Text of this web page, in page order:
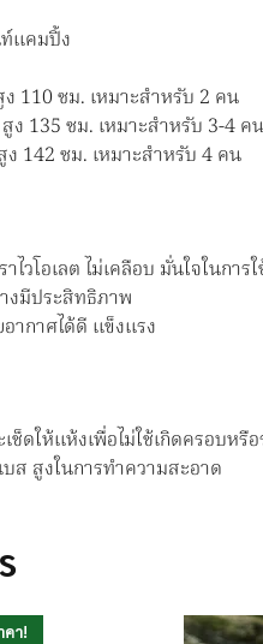
แคมปิ้ง
110 ซม. เหมาะสำหรับ 2 คน
ง 135 ซม. เหมาะสำหรับ 3-4 ค
ง 142 ซม. เหมาะสำหรับ 4 คน
วโอเลต ไม่เคลือบ มั่นใจในการ
งมีประสิทธิภาพ
ากาศได้ดี แข็งแรง
ดให้แห้งเพื่อไม่ใช้เกิดครอบหรื
ส สูงในการทำความสะอาด
คา!